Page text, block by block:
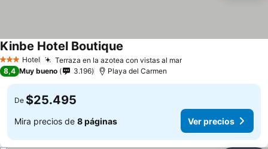
3 Estrellas
Hotel Terraza en la azotea con vistas al mar
Kinbe Hotel Boutique
8,4 Muy bueno 3.196 Playa del Carmen
De $25.495
Mira precios de 8 páginas Ver precios